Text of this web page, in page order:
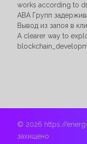
works according to
АВА Групп
Вывод из запоя в
A clearer way to
© 2026 https://
захищено